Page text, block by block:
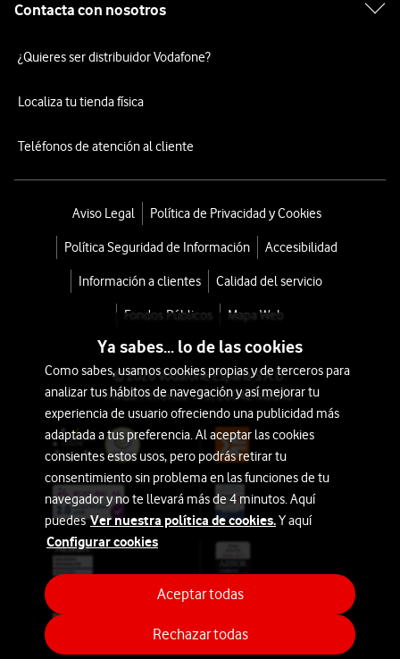
Contacta con nosotros
¿Quieres ser distribuidor Vodafone?
Localiza tu tienda física
Teléfonos de atención al cliente
Aviso Legal Política de Privacidad y Cookies
Política Seguridad de Información Accesibilidad
Información a clientes Calidad del servicio
Fondos Públicos Mapa Web
© 2026 Vodafone España S.A.U.
Avda. América 115, 28042 Madrid
Ya sabes... lo de las cookies
Como sabes, usamos cookies propias y de terceros para
analizar tus hábitos de navegación y así mejorar tu
experiencia de usuario ofreciendo una publicidad más
adaptada a tus preferencia. Al aceptar las cookies
consientes estos usos, pero podrás retirar tu
consentimiento sin problema en las funciones de tu
navegador y no te llevará más de 4 minutos. Aquí
puedesVer nuestra política de cookies.Y aquí
Configurar cookies
Rechazar todas
Aceptar todas